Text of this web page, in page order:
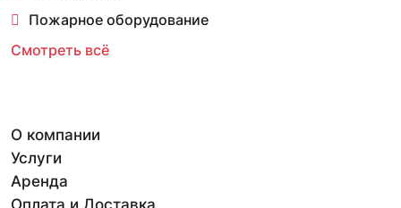
Пожарное оборудование
Смотреть всё
О компании
Услуги
Аренда